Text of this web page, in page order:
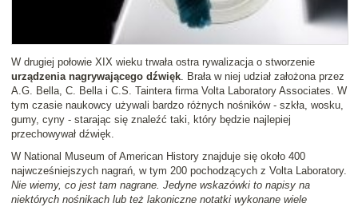
W drugiej połowie XIX wieku trwała ostra rywalizacja o stworzenie
urządzenia nagrywającego dźwięk. Brała w niej udział założona przez
A.G. Bella, C. Bella i C.S. Taintera firma Volta Laboratory Associates. W
tym czasie naukowcy używali bardzo różnych nośników - szkła, wosku,
gumy, cyny - starając się znaleźć taki, który będzie najlepiej
przechowywał dźwięk.
W National Museum of American History znajduje się około 400
najwcześniejszych nagrań, w tym 200 pochodzących z Volta Laboratory.
Nie wiemy, co jest tam nagrane. Jedyne wskazówki to napisy na
niektórych nośnikach lub też lakoniczne notatki wykonane wiele